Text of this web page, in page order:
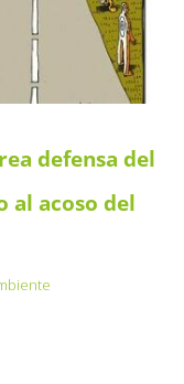
defensa del
al acoso del